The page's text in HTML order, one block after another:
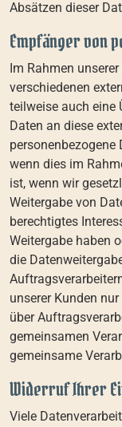
Absätzen dieser
Empfänger von
Im Rahmen
verschiedenen
teilweise auch eine
Daten an diese
personenbezogene
wenn dies im
ist, wenn wir
Weitergabe von
berechtigtes
Weitergabe haben
die
unserer Kunden
über
gemeinsamen
gemeinsame
Widerruf Ihrer
Viele